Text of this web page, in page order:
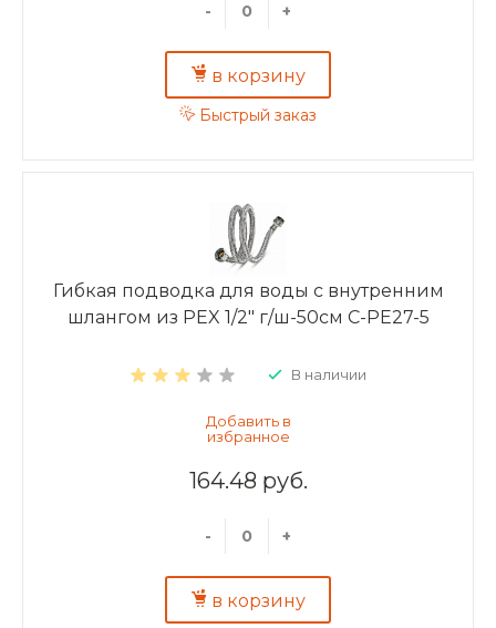
- +
в корзину
Быстрый заказ
Гибкая подводка для воды с внутренним
шлангом из PEX 1/2" г/ш-50см C-PE27-5
В наличии
164.48 руб.
- +
в корзину